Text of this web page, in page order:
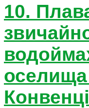
10.